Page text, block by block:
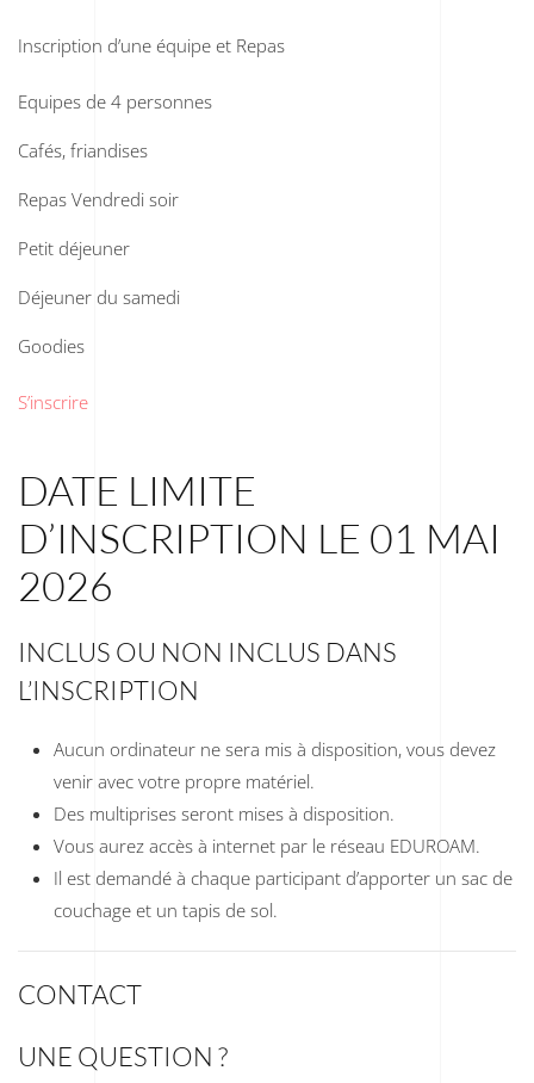
Inscription d’une équipe et Repas
Equipes de 4 personnes
Cafés, friandises
Repas Vendredi soir
Petit déjeuner
Déjeuner du samedi
Goodies
S’inscrire
DATE LIMITE
D’INSCRIPTION LE 01 MAI
2026
INCLUS OU NON INCLUS DANS
L’INSCRIPTION
Aucun ordinateur ne sera mis à disposition, vous devez
venir avec votre propre matériel.
Des multiprises seront mises à disposition.
Vous aurez accès à internet par le réseau EDUROAM.
Il est demandé à chaque participant d’apporter un sac de
couchage et un tapis de sol.
CONTACT
UNE QUESTION ?